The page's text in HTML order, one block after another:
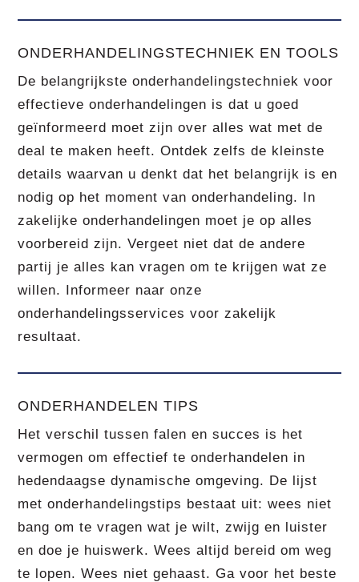
ONDERHANDELINGSTECHNIEK EN TOOLS
De belangrijkste onderhandelingstechniek voor
effectieve onderhandelingen is dat u goed
geïnformeerd moet zijn over alles wat met de
deal te maken heeft. Ontdek zelfs de kleinste
details waarvan u denkt dat het belangrijk is en
nodig op het moment van onderhandeling. In
zakelijke onderhandelingen moet je op alles
voorbereid zijn. Vergeet niet dat de andere
partij je alles kan vragen om te krijgen wat ze
willen. Informeer naar onze
onderhandelingsservices voor zakelijk
resultaat.
ONDERHANDELEN TIPS
Het verschil tussen falen en succes is het
vermogen om effectief te onderhandelen in
hedendaagse dynamische omgeving. De lijst
met onderhandelingstips bestaat uit: wees niet
bang om te vragen wat je wilt, zwijg en luister
en doe je huiswerk. Wees altijd bereid om weg
te lopen. Wees niet gehaast. Ga voor het beste